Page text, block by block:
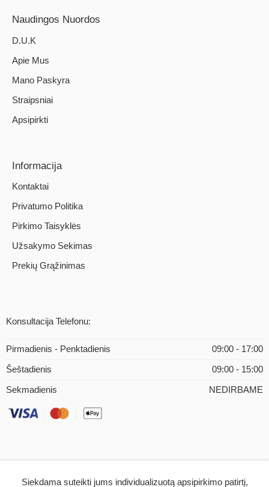
Naudingos Nuordos
D.U.K
Apie Mus
Mano Paskyra
Straipsniai
Apsipirkti
Informacija
Kontaktai
Privatumo Politika
Pirkimo Taisyklės
Užsakymo Sekimas
Prekių Grąžinimas
Konsultacija Telefonu:
Pirmadienis - Penktadienis 09:00 - 17:00
Šeštadienis 09:00 - 15:00
Sekmadienis NEDIRBAME
Siekdama suteikti jums individualizuotą apsipirkimo patirtį,